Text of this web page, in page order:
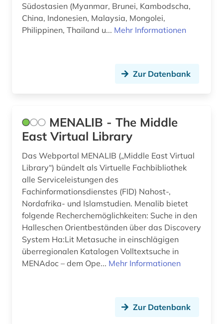
Südostasien (Myanmar, Brunei, Kambodscha,
China, Indonesien, Malaysia, Mongolei,
Philippinen, Thailand u... Mehr Informationen
Zur Datenbank
MENALIB - The Middle
East Virtual Library
Das Webportal MENALIB („Middle East Virtual
Library“) bündelt als Virtuelle Fachbibliothek
alle Serviceleistungen des
Fachinformationsdienstes (FID) Nahost-,
Nordafrika- und Islamstudien. Menalib bietet
folgende Recherchemöglichkeiten: Suche in den
Halleschen Orientbeständen über das Discovery
System Ha:Lit Metasuche in einschlägigen
überregionalen Katalogen Volltextsuche in
MENAdoc – dem Ope... Mehr Informationen
Zur Datenbank